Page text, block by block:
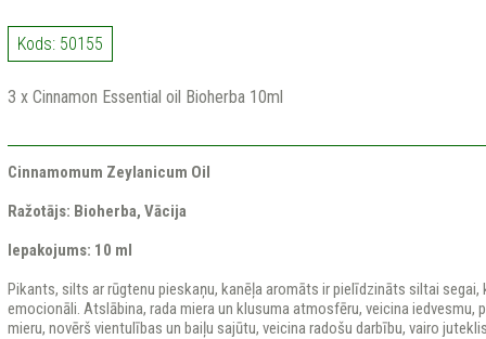
Kods: 50155
3 x Cinnamon Essential oil Bioherba 10ml
Cinnamomum Zeylanicum Oil
Ražotājs: Bioherba, Vācija
Iepakojums: 10 ml
Pikants, silts ar rūgtenu pieskaņu, kanēļa aromāts ir pielīdzināts siltai segai,
emocionāli. Atslābina, rada miera un klusuma atmosfēru, veicina iedvesmu,
mieru, novērš vientulības un baiļu sajūtu, veicina radošu darbību, vairo